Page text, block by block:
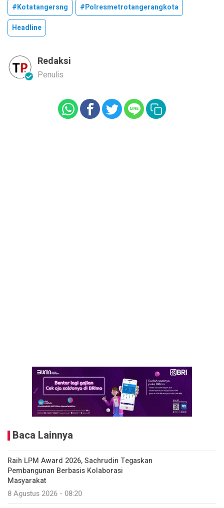
#kotatangersng
#polresmetrotangerangkota
Headline
Redaksi
Penulis
Baca Lainnya
Raih LPM Award 2026, Sachrudin Tegaskan
Pembangunan Berbasis Kolaborasi
Masyarakat
8 Agustus 2026 - 08:20